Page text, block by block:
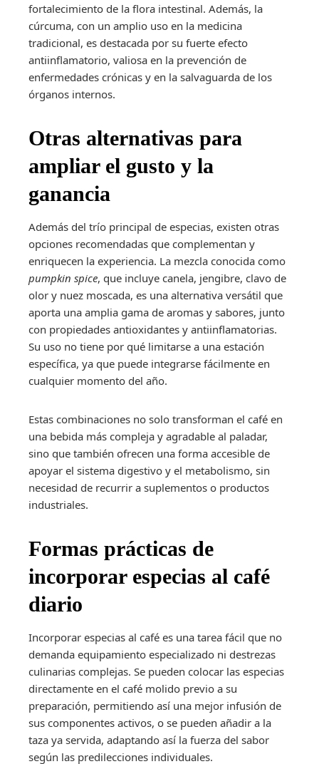
fortalecimiento de la flora intestinal. Además, la
cúrcuma, con un amplio uso en la medicina
tradicional, es destacada por su fuerte efecto
antiinflamatorio, valiosa en la prevención de
enfermedades crónicas y en la salvaguarda de los
órganos internos.
Otras alternativas para
ampliar el gusto y la
ganancia
Además del trío principal de especias, existen otras
opciones recomendadas que complementan y
enriquecen la experiencia. La mezcla conocida como
pumpkin spice, que incluye canela, jengibre, clavo de
olor y nuez moscada, es una alternativa versátil que
aporta una amplia gama de aromas y sabores, junto
con propiedades antioxidantes y antiinflamatorias.
Su uso no tiene por qué limitarse a una estación
específica, ya que puede integrarse fácilmente en
cualquier momento del año.
Estas combinaciones no solo transforman el café en
una bebida más compleja y agradable al paladar,
sino que también ofrecen una forma accesible de
apoyar el sistema digestivo y el metabolismo, sin
necesidad de recurrir a suplementos o productos
industriales.
Formas prácticas de
incorporar especias al café
diario
Incorporar especias al café es una tarea fácil que no
demanda equipamiento especializado ni destrezas
culinarias complejas. Se pueden colocar las especias
directamente en el café molido previo a su
preparación, permitiendo así una mejor infusión de
sus componentes activos, o se pueden añadir a la
taza ya servida, adaptando así la fuerza del sabor
según las predilecciones individuales.